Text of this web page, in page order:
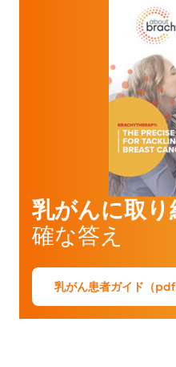
乳がんに取り
確な答え
乳がん患者ガイド（